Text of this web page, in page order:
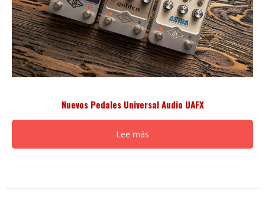
Nuevos Pedales Universal Audio UAFX
Lee más